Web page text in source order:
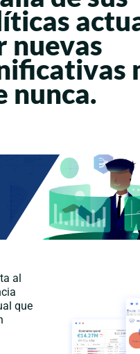
nuevas
nunca.
al
que